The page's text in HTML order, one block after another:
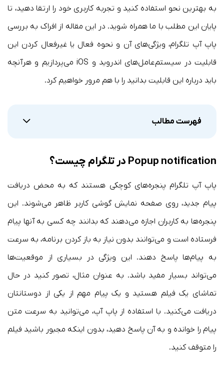
به بهترین نحو استفاده کنید و تجربه کاربری خود را ارتقا دهید، تا
پایان این مطلب با ما همراه شوید. در این مقاله از افراک به بررسی
پاپ آپ تلگرام، ویژگی‌های آن و نحوه فعال یا غیرفعال کردن این
قابلیت در سیستم‌عامل‌های اندروید و iOS می‌پردازیم و هرآنچه
باید درباره این قابلیت بدانید را با هم مرور خواهیم کرد.
فهرست مطالب
Popup notification در تلگرام چیست؟
پاپ آپ تلگرام پنجره‌های کوچکی هستند که به محض دریافت
پیام جدید، روی صفحه نمایش گوشی کاربر ظاهر می‌شوند. این
پنجره‌ها به کاربران اجازه می‌دهند که بدانند چه کسی به آنها پیام
فرستاده است و می‌توانند بدون نیاز به باز کردن برنامه، به سرعت
به پیام‌ها پاسخ دهند. این ویژگی در بسیاری از موقعیت‌ها
می‌تواند بسیار مفید باشد. به عنوان مثال، تصور کنید در حال
تماشای یک فیلم هستید و یک پیام مهم از یکی از دوستانتان
دریافت می‌کنید. با استفاده از پاپ آپ، می‌توانید به سرعت متن
پیام را خوانده و به آن پاسخ دهید، بدون اینکه مجبور باشید فیلم
را متوقف کنید.